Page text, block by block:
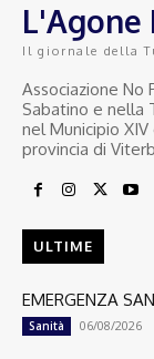
L'Agone
Il giornale della
Associazione
Sabatino e nella
nel Municipio
provincia di
ULTIME
EMERGENZA
Sanità 06/08/2026